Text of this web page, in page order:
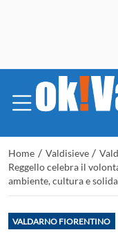
Home / Valdisieve /
Reggello celebra il
ambiente, cultura e
VALDARNO FIORENTINO